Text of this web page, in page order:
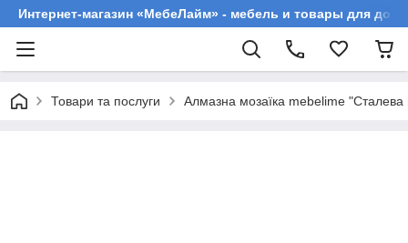
Интернет-магазин «МебеЛайм» - мебель и товары для
Товари та послуги Алмазна мозаїка mebelime "Сталева